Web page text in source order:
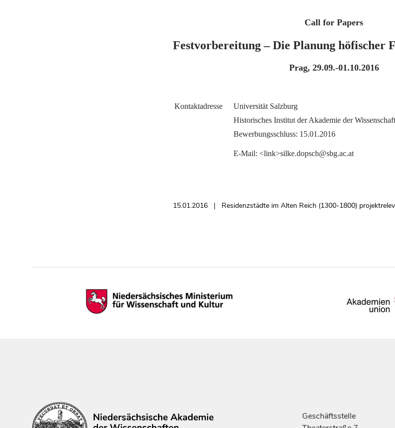
Call for Papers
Festvorbereitung – Die Planung höfischer
Prag, 29.09.-01.10.2016
Kontaktadresse
Universität Salzburg
Historisches Institut der Akademie der
Bewerbungsschluss: 15.01.2016
E-Mail: <link>silke.dopsch@sbg.ac.at
15.01.2016 Residenzstädte im Alten Reich (1300-1800)
Geschäftsstelle